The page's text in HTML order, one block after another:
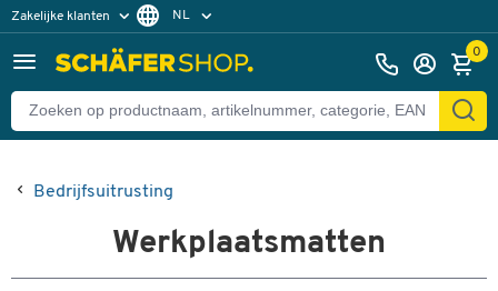
Zakelijke klanten
Particuliere klanten
NL
0
Bedrijfsuitrusting
Werkplaatsmatten